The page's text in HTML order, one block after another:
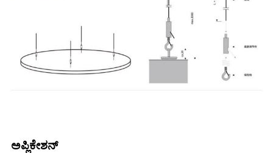
ಅಪ್ಲಿಕೇಶನ್